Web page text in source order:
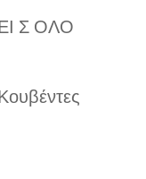
Σ ΟΛΟ